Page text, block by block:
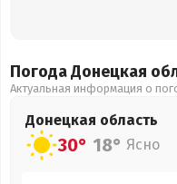
Погода Донецкая
Актуальная информация о
Донецкая область
30° 18° Ясно